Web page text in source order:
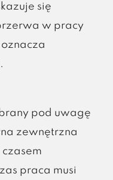
się
w pracy
oznacza
pod uwagę
zewnętrzna
praca musi